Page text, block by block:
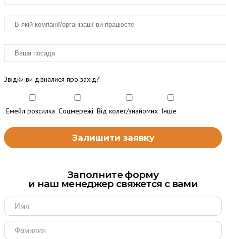
Звідки ви дізналися про захід?
Емейл розсилка Соцмережі Від колег/знайомих Інше
Заполните форму
и наш менеджер свяжется с вами